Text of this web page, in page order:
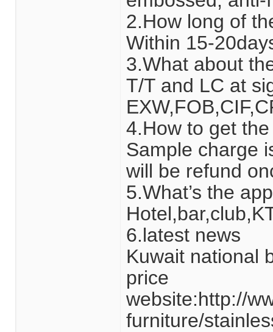
2.How long of
Within 15-
3.What about
T/T and LC at
4.How to get
Sample charge
will be refund
5.What’s the
6.latest news
Kuwait national
price
website:http://
furniture/